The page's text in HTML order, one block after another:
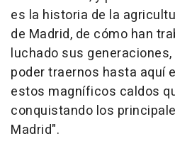
es la historia de la
de Madrid, de cómo han
luchado sus
poder traernos hasta aquí
estos magníficos caldos
conquistando los
Madrid".